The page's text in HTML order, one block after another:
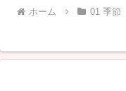
ホーム 01 季節